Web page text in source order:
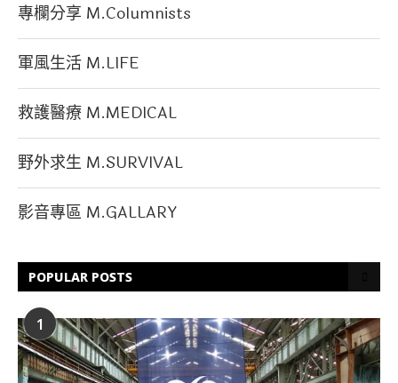
專欄分享 M.Columnists
軍風生活 M.LIFE
救護醫療 M.MEDICAL
野外求生 M.SURVIVAL
影音專區 M.GALLARY
POPULAR POSTS
1